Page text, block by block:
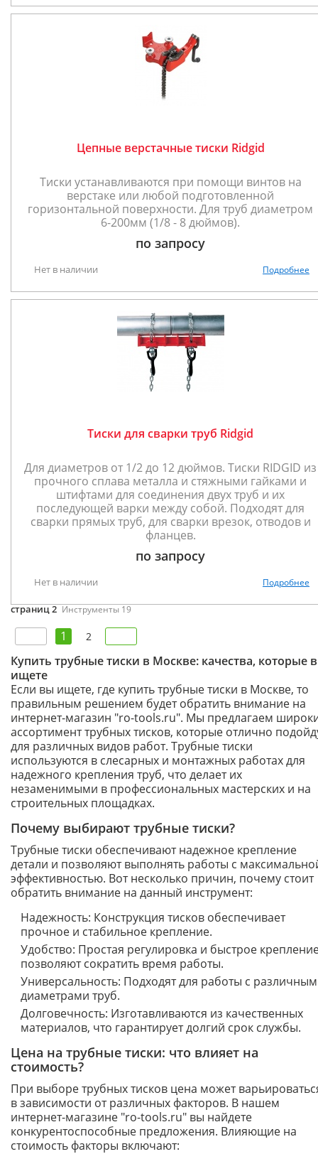
Цепные верстачные тиски Ridgid
Тиски устанавливаются при помощи винтов на
верстаке или любой подготовленной
горизонтальной поверхности. Для труб диаметром
6-200мм (1/8 - 8 дюймов).
по запросу
Нет в наличии Подробнее
Тиски для сварки труб Ridgid
Для диаметров от 1/2 до 12 дюймов. Тиски RIDGID из
прочного сплава металла и стяжными гайками и
штифтами для соединения двух труб и их
последующей варки между собой. Подходят для
сварки прямых труб, для сварки врезок, отводов и
фланцев.
по запросу
Нет в наличии Подробнее
страниц 2 Инструменты 19
1 2
Купить трубные тиски в Москве: качества, которые
ищете
Если вы ищете, где купить трубные тиски в Москве, то
правильным решением будет обратить внимание на
интернет-магазин "ro-tools.ru". Мы предлагаем
ассортимент трубных тисков, которые отлично
для различных видов работ. Трубные тиски
используются в слесарных и монтажных работах для
надежного крепления труб, что делает их
незаменимыми в профессиональных мастерских и на
строительных площадках.
Почему выбирают трубные тиски?
Трубные тиски обеспечивают надежное крепление
детали и позволяют выполнять работы с
эффективностью. Вот несколько причин, почему стоит
обратить внимание на данный инструмент:
Надежность: Конструкция тисков обеспечивает
прочное и стабильное крепление.
Удобство: Простая регулировка и быстрое
позволяют сократить время работы.
Универсальность: Подходят для работы с
диаметрами труб.
Долговечность: Изготавливаются из качественных
материалов, что гарантирует долгий срок службы.
Цена на трубные тиски: что влияет на
стоимость?
При выборе трубных тисков цена может
в зависимости от различных факторов. В нашем
интернет-магазине "ro-tools.ru" вы найдете
конкурентоспособные предложения. Влияющие на
стоимость факторы включают: